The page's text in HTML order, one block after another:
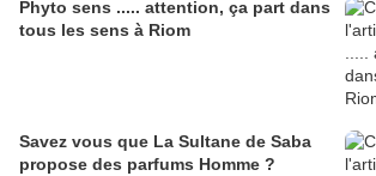
Phyto sens ..... attention, ça part dans
tous les sens à Riom
Savez vous que La Sultane de Saba
propose des parfums Homme ?